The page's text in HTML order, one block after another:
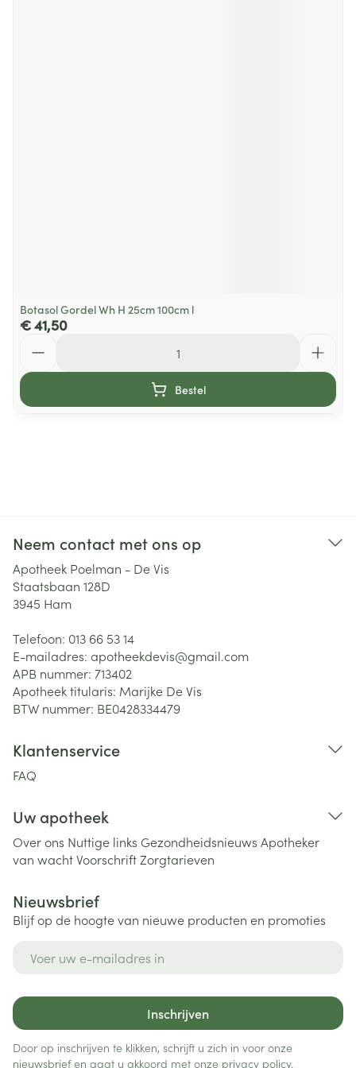
Botasol Gordel Wh H 25cm 100cm l
€ 41,50
Bestel
Neem contact met ons op
Apotheek Poelman - De Vis
Staatsbaan 128D
3945 Ham
Telefoon: 013 66 53 14
E-mailadres: apotheekdevis@gmail.com
APB nummer: 713402
Apotheek titularis: Marijke De Vis
BTW nummer: BE0428334479
Klantenservice
FAQ
Uw apotheek
Over ons Nuttige links Gezondheidsnieuws Apotheker
van wachtVoorschriftZorgtarieven
Nieuwsbrief
Blijf op de hoogte van nieuwe producten en promoties
Inschrijven
Door op inschrijven te klikken, schrijft u zich in voor onze
nieuwsbrief en gaat u akkoord met onze privacy policy.